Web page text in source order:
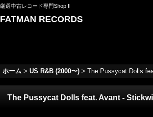
厳選中古レコード専門Shop !!
FATMAN RECORDS
ホーム > US R&B (2000〜) > The Pussycat Dolls
The Pussycat Dolls feat. Avant -